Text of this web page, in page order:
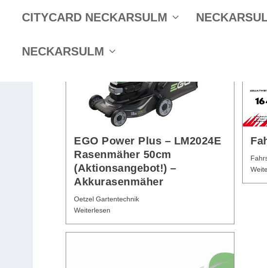
CITYCARD NECKARSULM
NECKARSULM
EGO Power Plus – LM2024E
Rasenmäher 50cm
(Aktionsangebot!) –
Akkurasenmäher
Oetzel Gartentechnik
Weiterlesen